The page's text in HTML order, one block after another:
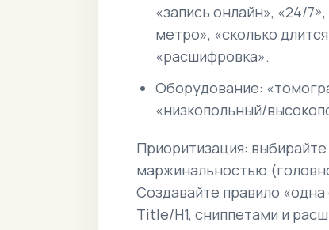
«запись онлайн», «24/
метро», «сколько
«расшифровка».
Оборудование:
«низкопольный/
Приоритизация:
маржинальностью
Создавайте правило
Title/H1, сниппетами и